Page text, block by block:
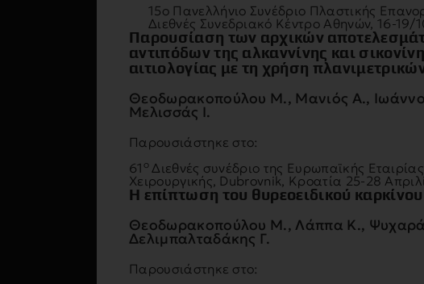
15o Πανελλήνιο Συνέδριο Πλαστικής
Διεθνές Συνεδριακό Κέντρο Αθηνών, 16-19/
Παρουσίαση των αρχικών
αντιπόδων της αλκαννίνης και
αιτιολογίας με τη χρήση
Θεοδωρακοπούλου Μ., Mανιός A.,
Μελισσάς I.
Παρουσιάστηκε στο:
61 ο Διεθνές συνέδριο της Ευρωπαϊκής
Χειρουργικής, Dubrovnik, Κροατία 25-28
Η επίπτωση του θυρεοειδικού
Θεοδωρακοπούλου Μ., Λάππα Κ.,
Δελιμπαλταδάκης Γ.
Παρουσιάστηκε στο: